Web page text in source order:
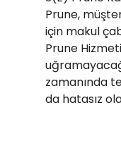
Prune,
için makul
Prune
zamanında
da hatasız